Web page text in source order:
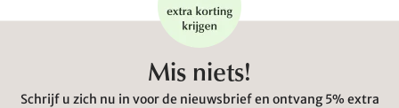
Mis niets!
Schrijf u zich nu in voor de nieuwsbrief en ontvang 5% extra